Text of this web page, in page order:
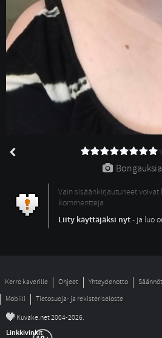
Bongauksia
Vain sisäänkirjautuneet voivat
kommentteja.
Liity käyttäjäksi nyt- ja luo
Kerro kaverille Ohjeet Yhteydenotto Säännöt
Mobiili
Tietosuoja- ja rekisteriseloste
© Kuvake.net 2004-2026.
Linkkivinkit